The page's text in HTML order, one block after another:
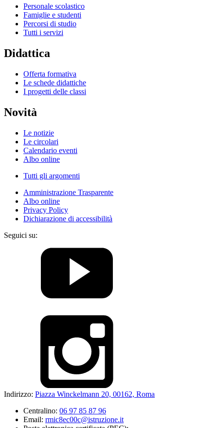
Personale scolastico
Famiglie e studenti
Percorsi di studio
Tutti i servizi
Didattica
Offerta formativa
Le schede didattiche
I progetti delle classi
Novità
Le notizie
Le circolari
Calendario eventi
Albo online
Tutti gli argomenti
Amministrazione Trasparente
Albo online
Privacy Policy
Dichiarazione di accessibilità
Seguici su:
Indirizzo: Piazza Winckelmann 20, 00162, Roma
Centralino: 06 97 85 87 96
Email: rmic8ec00c@istruzione.it